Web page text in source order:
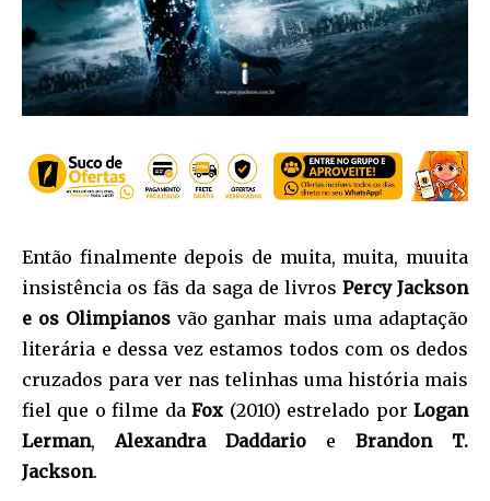
Então finalmente depois de muita, muita, muuita
insistência os fãs da saga de livros Percy Jackson
e os Olimpianosvão ganhar mais uma adaptação
literária e dessa vez estamos todos com os dedos
cruzados para ver nas telinhas uma história mais
fiel que o filme daFox (2010) estrelado porLogan
Lerman,Alexandra Daddario e Brandon T.
Jackson.